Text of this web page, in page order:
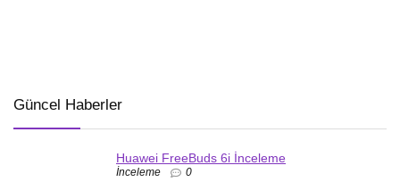
Güncel Haberler
Huawei FreeBuds 6i İnceleme
İnceleme 0